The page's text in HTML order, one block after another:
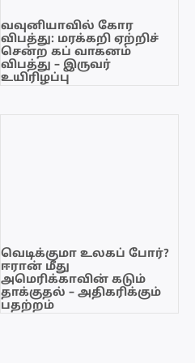
வவுனியாவில் கோர
விபத்து: மரக்கறி ஏற்றிச்
சென்ற கப் வாகனம்
விபத்து – இருவர்
உயிரிழப்பு
வெடிக்குமா உலகப் போர்?
ஈரான் மீது
அமெரிக்காவின் கடும்
தாக்குதல் – அதிகரிக்கும்
பதற்றம்